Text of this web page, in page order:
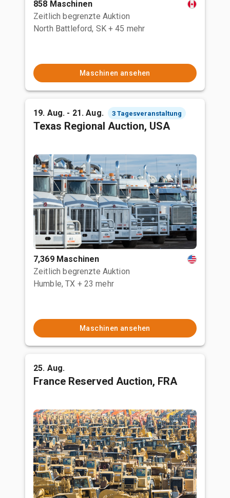
858 Maschinen
Zeitlich begrenzte Auktion
North Battleford, SK + 45 mehr
Maschinen ansehen
19. Aug. - 21. Aug. 3 Tagesveranstaltung
Texas Regional Auction, USA
7,369 Maschinen
Zeitlich begrenzte Auktion
Humble, TX + 23 mehr
Maschinen ansehen
25. Aug.
France Reserved Auction, FRA